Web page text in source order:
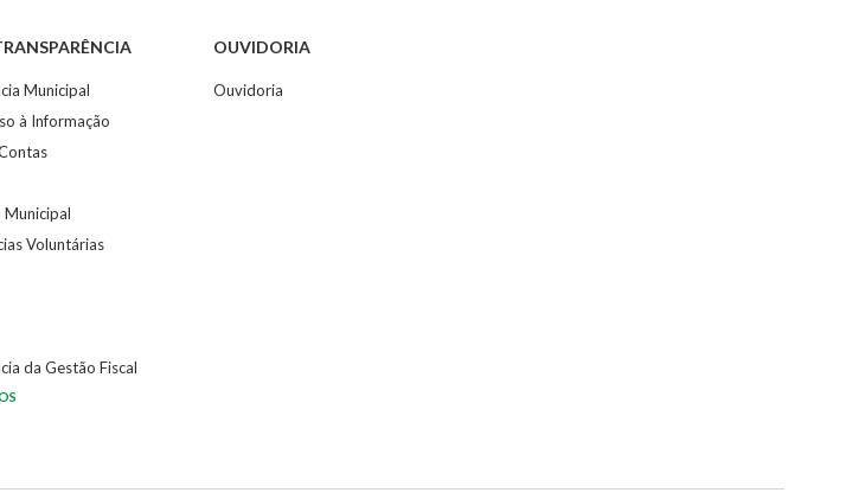
Municipal
à Informação
Voluntárias
da Gestão Fiscal
OUVIDORIA
Ouvidoria